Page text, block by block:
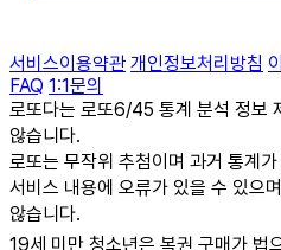
서비스이용약관 개인정보처리방침
FAQ 1:1문의
로또다는 로또6/45 통계 분석 정보
않습니다.
로또는 무작위 추첨이며 과거 통계
서비스 내용에 오류가 있을 수 있으
않습니다.
19세 미만 청소년은 복권 구매가 법